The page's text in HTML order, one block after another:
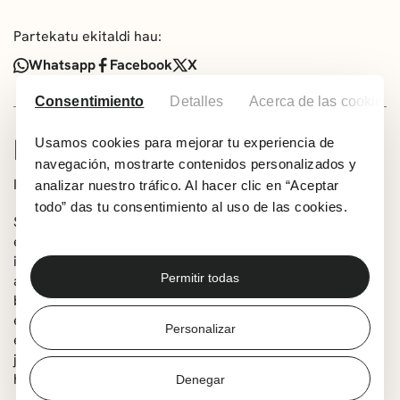
Consentimiento Detalles Acerca de las cookies
Usamos cookies para mejorar tu experiencia de
navegación, mostrarte contenidos personalizados y
analizar nuestro tráfico. Al hacer clic en “Aceptar
todo” das tu consentimiento al uso de las cookies.
Permitir todas
Personalizar
Denegar
Partekatu ekitaldi hau:
Whatsapp
Facebook X
INFORMACIÓN
Irati Elorza egilearen eskutik
Sinopsia: Frederick desagertu zenetik, Leirek etengabe
egin ditu galdera horiek. Dolua jasateko, eleberri bat
idaztea erabaki zuen. Zerbitzu Sekretuak interesgarri
aurkitu zuen eta Leire atxilotuta eta torturapean dauka,
bere literaturan egiaren bila. Leirek gogoratzen du nola
ezagutu zuten elkar, zer ikusi zuen, zer ez zitzaion
egokitzen eta benetan gobernatzen duenarekin botere-
jokoetan ez sartzeko egin zuen guztia. Baina galderak
hor dirau, zer gertatu zitzaion benetan Frederick Seofi?